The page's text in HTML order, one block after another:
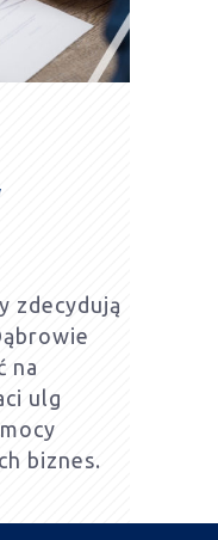
zdecydują
na
ulg
biznes.